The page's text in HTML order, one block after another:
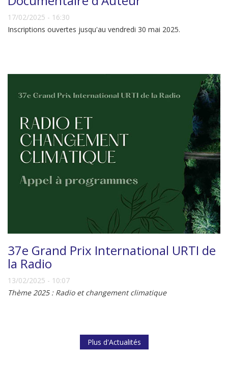
17/02/2025 - 16:30
Inscriptions ouvertes jusqu'au vendredi 30 mai 2025.
37e Grand Prix International URTI de
la Radio
13/02/2025 - 10:07
Thème 2025 : Radio et changement climatique
Plus d'Actualités